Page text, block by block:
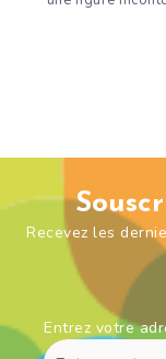
Recevez les
Entrez votre